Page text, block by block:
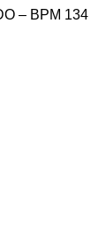
– BPM 134